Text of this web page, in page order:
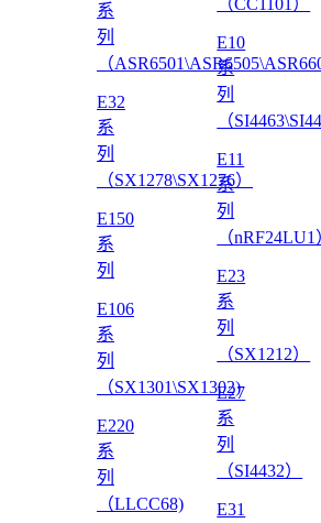
系
列
（
E32
系
列
（SX1278\SX1276）
E150
系
列
E106
系
列
（SX1301\SX1302)
E220
系
列
（LLCC68)
E10
系
列
（
E11
系
列
（nRF24LU1
E23
系
列
（SX1212）
E27
系
列
（SI4432）
E31